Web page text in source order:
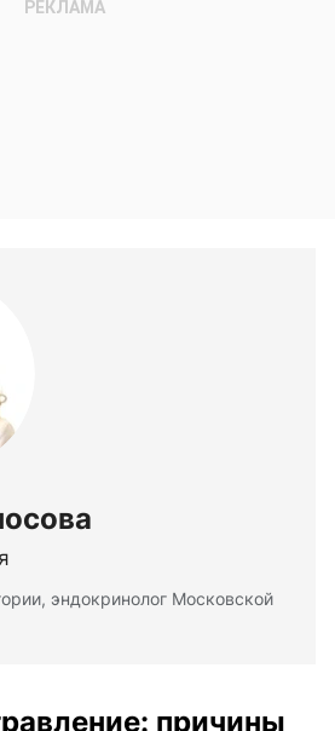
эндокринолог Московской
причины